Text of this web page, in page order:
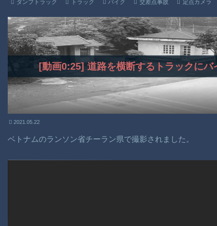
ダンプトラック トラック バイク 交差点事故 定点カメラ
[動画0:25] 道路を横断するトラックに
2021.05.22
ベトナムのランソン省チーラン県で撮影されました。